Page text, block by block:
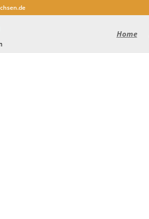
Home